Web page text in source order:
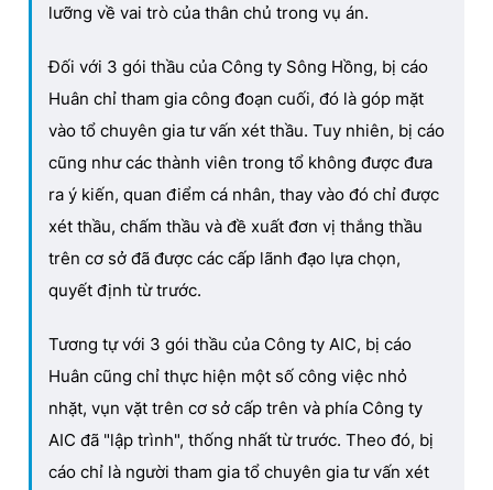
lưỡng về vai trò của thân chủ trong vụ án.
Đối với 3 gói thầu của Công ty Sông Hồng, bị cáo
Huân chỉ tham gia công đoạn cuối, đó là góp mặt
vào tổ chuyên gia tư vấn xét thầu. Tuy nhiên, bị cáo
cũng như các thành viên trong tổ không được đưa
ra ý kiến, quan điểm cá nhân, thay vào đó chỉ được
xét thầu, chấm thầu và đề xuất đơn vị thắng thầu
trên cơ sở đã được các cấp lãnh đạo lựa chọn,
quyết định từ trước.
Tương tự với 3 gói thầu của Công ty AIC, bị cáo
Huân cũng chỉ thực hiện một số công việc nhỏ
nhặt, vụn vặt trên cơ sở cấp trên và phía Công ty
AIC đã "lập trình", thống nhất từ trước. Theo đó, bị
cáo chỉ là người tham gia tổ chuyên gia tư vấn xét